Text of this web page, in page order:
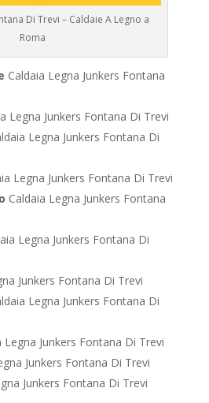
Di Trevi – Caldaie A Legno a
Roma
Caldaia Legna Junkers Fontana
Legna Junkers Fontana Di Trevi
Legna Junkers Fontana Di
Legna Junkers Fontana Di Trevi
Caldaia Legna Junkers Fontana
Legna Junkers Fontana Di
Junkers Fontana Di Trevi
Legna Junkers Fontana Di
Legna Junkers Fontana Di Trevi
Junkers Fontana Di Trevi
Junkers Fontana Di Trevi